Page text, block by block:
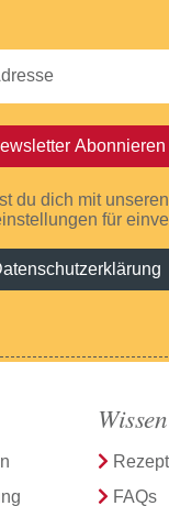
Abonnieren
du dich mit unseren
für
Wissen
FAQs